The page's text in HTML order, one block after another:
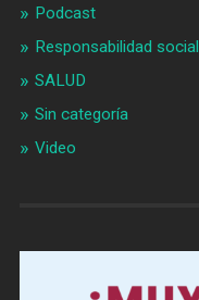
Podcast
Responsabilidad social
SALUD
Sin categoría
Video